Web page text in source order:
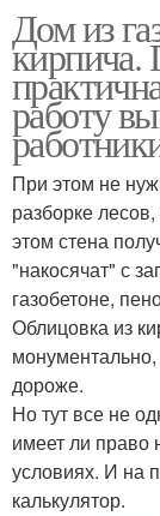
Дом из
кирпича.
работу
При этом не
разборке
этом стена
"накосячат" с
газобетоне,
Облицовка из
дороже.
Но тут все не
имеет ли право
условиях. И на
калькулятор.